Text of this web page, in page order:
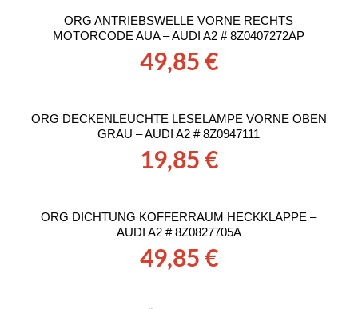
ORG ANTRIEBSWELLE VORNE RECHTS
MOTORCODE AUA – AUDI A2 # 8Z0407272AP
49,85€
ORG DECKENLEUCHTE LESELAMPE VORNE OBEN
GRAU – AUDI A2 # 8Z0947111
19,85€
ORG DICHTUNG KOFFERRAUM HECKKLAPPE –
AUDI A2 # 8Z0827705A
49,85€